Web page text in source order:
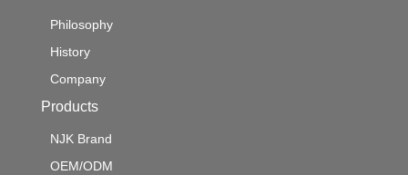
Philosophy
History
Company
Products
NJK Brand
OEM/ODM